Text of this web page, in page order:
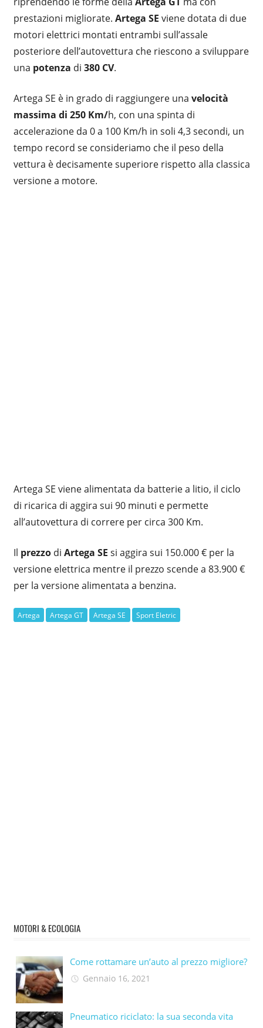
prestazioni migliorate. Artega SE viene dotata di due
motori elettrici montati entrambi sull’assale
posteriore dell’autovettura che riescono a sviluppare
una potenza di 380 CV.
Artega SE è in grado di raggiungere una velocità
massima di 250 Km/h, con una spinta di
accelerazione da 0 a 100 Km/h in soli 4,3 secondi, un
tempo record se consideriamo che il peso della
vettura è decisamente superiore rispetto alla classica
versione a motore.
Artega SE viene alimentata da batterie a litio, il ciclo
di ricarica di aggira sui 90 minuti e permette
all’autovettura di correre per circa 300 Km.
Il prezzo di Artega SE si aggira sui 150.000 € per la
versione elettrica mentre il prezzo scende a 83.900 €
per la versione alimentata a benzina.
Artega Artega GT Artega SE Sport Eletric
MOTORI & ECOLOGIA
Come rottamare un’auto al prezzo migliore?
Gennaio 16, 2021
Pneumatico riciclato: la sua seconda vita​